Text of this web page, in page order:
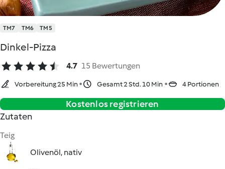
TM7 TM6 TM5
Dinkel-Pizza
4.7 15 Bewertungen
Vorbereitung 25 Min Gesamt 2 Std. 10 Min 4 Portionen
Kostenlos registrieren
Zutaten
Teig
Olivenöl, nativ